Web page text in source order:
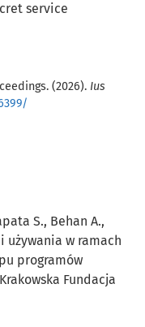
service
(2026). Ius
S., Behan A.,
używania w ramach
programów
Fundacja